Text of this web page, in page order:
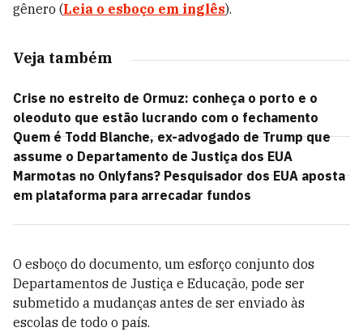
gênero (Leia o esboço em inglês).
Veja também
Crise no estreito de Ormuz: conheça o porto e o
oleoduto que estão lucrando com o fechamento
Quem é Todd Blanche, ex-advogado de Trump que
assume o Departamento de Justiça dos EUA
Marmotas no Onlyfans? Pesquisador dos EUA aposta
em plataforma para arrecadar fundos
O esboço do documento, um esforço conjunto dos
Departamentos de Justiça e Educação, pode ser
submetido a mudanças antes de ser enviado às
escolas de todo o país.